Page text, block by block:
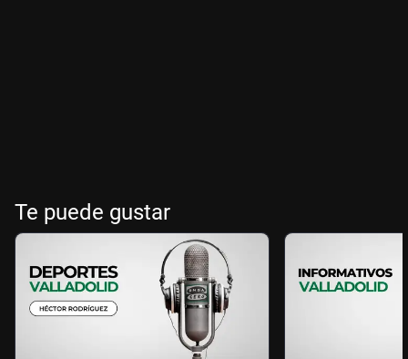
Te puede gustar